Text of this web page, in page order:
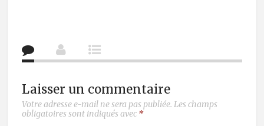
Laisser un commentaire
Votre adresse e-mail ne sera pas publiée. Les champs
obligatoires sont indiqués avec *